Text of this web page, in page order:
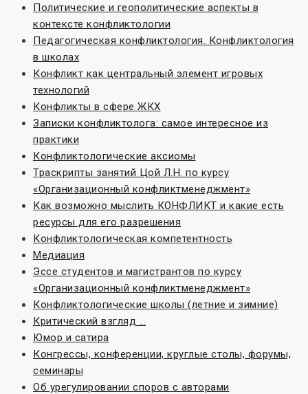
Политические и геополитические аспекты в
контексте конфликтологии
Педагогическая конфликтология. Конфликтология
в школах
Конфликт как центральный элемент игровых
технологий
Конфликты в сфере ЖКХ
Записки конфликтолога: самое интересное из
практики
Конфликтологические аксиомы
Траскрипты занятий Цой Л.Н. по курсу
«Организационный конфликтменеджмент»
Как возможно мыслить КОНФЛИКТ и какие есть
ресурсы для его разрешения
Конфликтологическая компетентность
Медиация
Эссе студентов и магистрантов по курсу
«Организационный конфликтменеджмент»
Конфликтологические школы (летние и зимние)
Критический взгляд …
Юмор и сатира
Конгрессы, конференции, круглые столы, форумы,
семинары
Об урегулировании споров с авторами